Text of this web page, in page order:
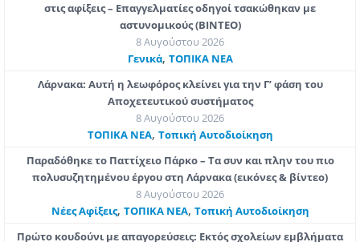
στις αφίξεις – Επαγγελματίες οδηγοί τσακώθηκαν με
αστυνομικούς (ΒΙΝΤΕΟ)
8 Αυγούστου 2026
Γενικά, ΤΟΠΙΚΑ ΝΕΑ
Λάρνακα: Αυτή η λεωφόρος κλείνει για την Γ’ φάση του
Αποχετευτικού συστήματος
8 Αυγούστου 2026
ΤΟΠΙΚΑ ΝΕΑ, Τοπική Αυτοδιοίκηση
Παραδόθηκε το Παττίχειο Πάρκο – Τα συν και πλην του πιο
πολυσυζητημένου έργου στη Λάρνακα (εικόνες & βίντεο)
8 Αυγούστου 2026
Νέες Αφίξεις, ΤΟΠΙΚΑ ΝΕΑ, Τοπική Αυτοδιοίκηση
Πρώτο κουδούνι με απαγορεύσεις: Εκτός σχολείων εμβλήματα